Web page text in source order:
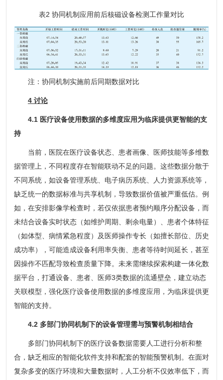
表2 协同机制应用前后核磁设备检测工作量对比
注：协同机制实施前后同期数据对比
4 讨论
4.1 医疗设备使用数据的多维度应用为临床提供更智能的支
持
当前，医院在医疗设备状态、患者画像、医师技能等多维数
据管理上，不同程度存在智能联动不足的问题。这些数据分散于
不同系统，如设备管理系统、电子病历系统、人力资源系统等，
缺乏统一的数据标准与共享机制，导致数据价值被严重低估。例
如，在安排影像学检查时，若仅依据患者预约顺序分配设备，而
未结合设备实时状态（如维护周期、剩余电量）、患者个体特征
（如体型、病情紧急程度）及医师操作专长（如擅长部位、历史
成功率），可能造成设备利用率失衡、患者等待时间延长，甚至
因操作不匹配导致检查质量下降。未来需继续探索构建一体化数
据平台，打通设备、患者、医师3类数据的流通壁垒，建立动态
关联模型，强化医疗设备使用数据的多维度应用，为临床提供更
智能的支持。
4.2 多部门协同机制下的设备管理需与预警机制相结合
多部门协同机制下的医疗设备数据需要人工进行分析和整
合，缺乏相应的智能化软件支持和配套的智能预警机制。在面对
复杂多变的医疗环境和大量数据时，人工分析不仅效率低下，而